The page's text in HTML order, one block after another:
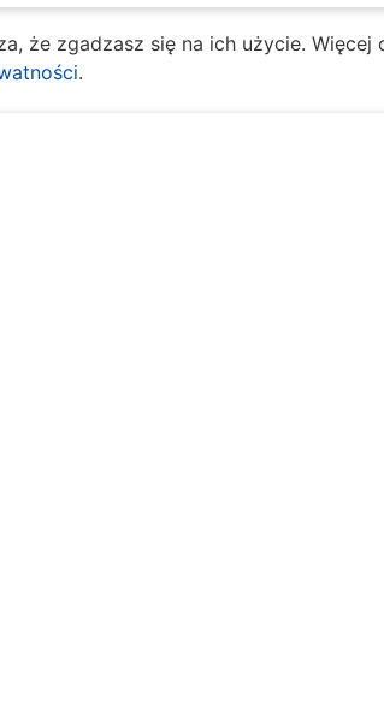
że zgadzasz się na ich użycie. Więcej
.